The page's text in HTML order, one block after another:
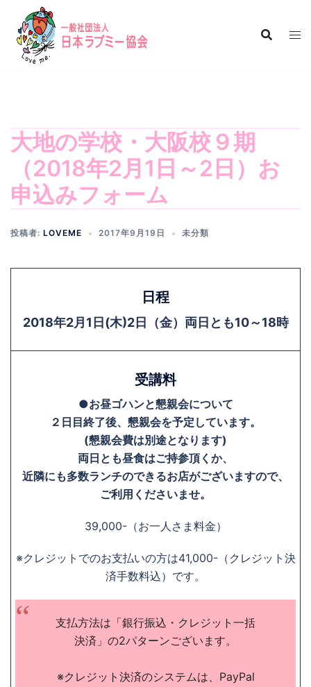
大地の学校・大阪校９期
（2018年2月1日～2日）お
申込みフォーム
投稿者: LOVEME 2017年9月19日 未分類
日程
2018年2月1日(木)2日（金）両日とも10～18時
受講料
●お昼ゴハンと懇親会について
２日目終了後、懇親会を予定しています。
(懇親会費は別途となります)
両日とも昼食はご持参頂くか、
近隣にも多数ランチのできるお店がございますので、
ご利用くださいませ。
39,000-（お一人さま料金）
※クレジットでのお支払いの方は41,000-（クレジット決
済手数料込）です。
支払方法は「銀行振込・クレジット一括
決済」の2パターンございます。
※クレジット決済のシステムは、PayPal